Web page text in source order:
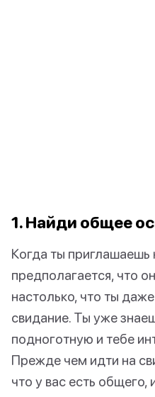
1. Найди общее
Когда ты приглашаешь
предполагается, что
настолько, что ты
свидание. Ты уже
подноготную и тебе
Прежде чем идти на
что у вас есть общего,